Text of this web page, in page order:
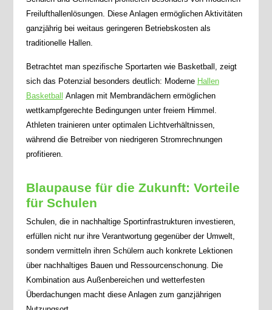
Freilufthallenlösungen. Diese Anlagen ermöglichen Aktivitäten
ganzjährig bei weitaus geringeren Betriebskosten als
traditionelle Hallen.
Betrachtet man spezifische Sportarten wie Basketball, zeigt
sich das Potenzial besonders deutlich: Moderne Hallen
Basketball Anlagen mit Membrandächern ermöglichen
wettkampfgerechte Bedingungen unter freiem Himmel.
Athleten trainieren unter optimalen Lichtverhältnissen,
während die Betreiber von niedrigeren Stromrechnungen
profitieren.
Blaupause für die Zukunft: Vorteile
für Schulen
Schulen, die in nachhaltige Sportinfrastrukturen investieren,
erfüllen nicht nur ihre Verantwortung gegenüber der Umwelt,
sondern vermitteln ihren Schülern auch konkrete Lektionen
über nachhaltiges Bauen und Ressourcenschonung. Die
Kombination aus Außenbereichen und wetterfesten
Überdachungen macht diese Anlagen zum ganzjährigen